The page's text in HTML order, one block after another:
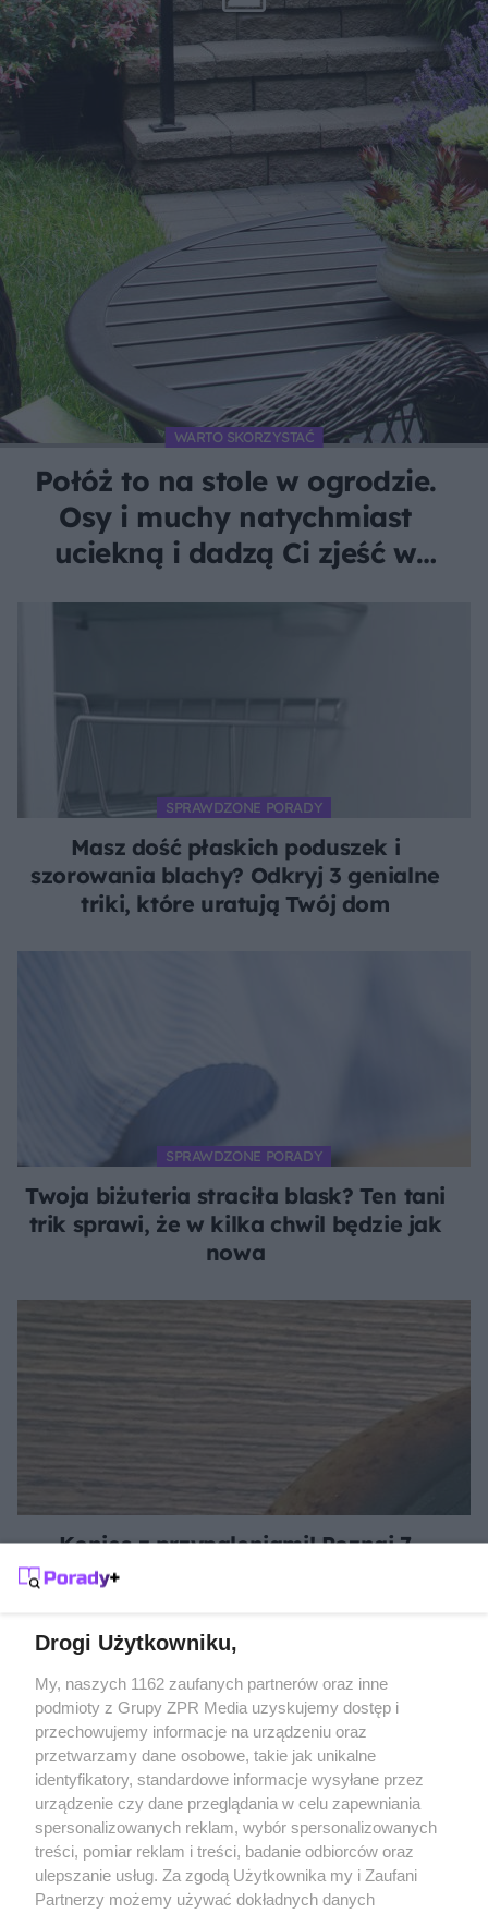
WARTO SKORZYSTAĆ
Połóż to na stole w ogrodzie.
Osy i muchy natychmiast
uciekną i dadzą Ci zjeść w
SPRAWDZONE PORADY
Masz dość płaskich poduszek i
szorowania blachy? Odkryj 3 genialne
triki, które uratują Twój dom
SPRAWDZONE PORADY
Twoja biżuteria straciła blask? Ten tani
trik sprawi, że w kilka chwil będzie jak
nowa
Koniec z przypaleniami! Poznaj 7
kuchennych trików, które uratują Twoje
Żaden utwór zamieszczony w serwisie nie może być powielany i
rozpowszechniany lub dalej rozpowszechniany w jakikolwiek
sposób (w tym także elektroniczny lub mechaniczny) na
jakimkolwiek polu eksploatacji w jakiejkolwiek formie, włącznie z
umieszczaniem w Internecie bez pisemnej zgody właściciela praw.
Jakiekolwiek użycie lub wykorzystanie utworów w całości lub w
części z naruszeniem prawa, tzn. bez właściwej zgody, jest
zabronione pod groźbą kary i może być ścigane prawnie.
Drogi Użytkowniku,
My, naszych 1162 zaufanych partnerów oraz inne
podmioty z Grupy ZPR Media uzyskujemy dostęp i
przechowujemy informacje na urządzeniu oraz
przetwarzamy dane osobowe, takie jak unikalne
identyfikatory, standardowe informacje wysyłane przez
urządzenie czy dane przeglądania w celu zapewniania
spersonalizowanych reklam, wybór spersonalizowanych
treści, pomiar reklam i treści, badanie odbiorców oraz
ulepszanie usług. Za zgodą Użytkownika my i Zaufani
Partnerzy możemy używać dokładnych danych